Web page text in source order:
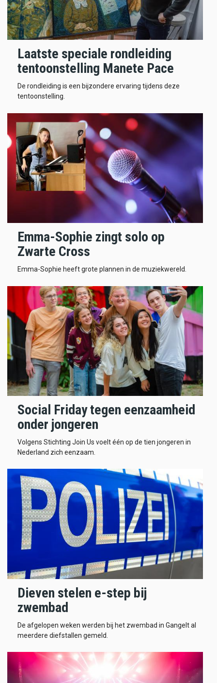
Laatste speciale rondleiding
tentoonstelling Manete Pace
De rondleiding is een bijzondere ervaring tijdens deze
tentoonstelling.
Emma-Sophie zingt solo op
Zwarte Cross
Emma-Sophie heeft grote plannen in de muziekwereld.
Social Friday tegen eenzaamheid
onder jongeren
Volgens Stichting Join Us voelt één op de tien jongeren in
Nederland zich eenzaam.
Dieven stelen e-step bij
zwembad
De afgelopen weken werden bij het zwembad in Gangelt al
meerdere diefstallen gemeld.